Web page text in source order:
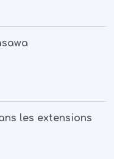
les extensions